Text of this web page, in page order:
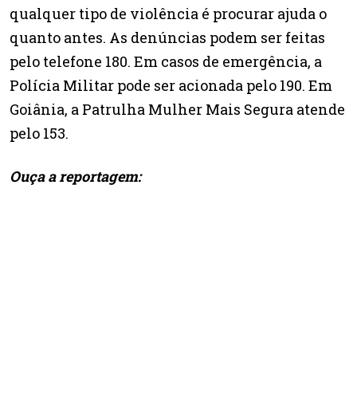
qualquer tipo de violência é procurar ajuda o
quanto antes. As denúncias podem ser feitas
pelo telefone 180. Em casos de emergência, a
Polícia Militar pode ser acionada pelo 190. Em
Goiânia, a Patrulha Mulher Mais Segura atende
pelo 153.
Ouça a reportagem: